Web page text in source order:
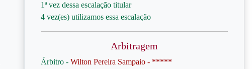
1ª vez dessa escalação titular
4 vez(es) utilizamos essa escalação
Arbitragem
Árbitro - Wilton Pereira Sampaio - *****